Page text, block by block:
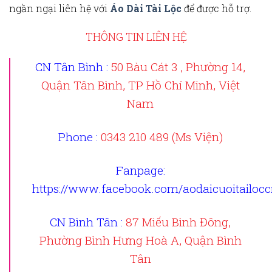
ngần ngại liên hệ với Áo Dài Tài Lộc để được hỗ trợ.
THÔNG TIN LIÊN HỆ
CN Tân Bình : 50 Bàu Cát 3 , Phường 14,
Quận Tân Bình, TP Hồ Chí Minh, Việt
Nam
Phone : 0343 210 489 (Ms Viện)
Fanpage:
https://www.facebook.com/
CN Bình Tân : 87 Miếu Bình Đông,
Phường Bình Hưng Hoà A, Quận Bình
Tân